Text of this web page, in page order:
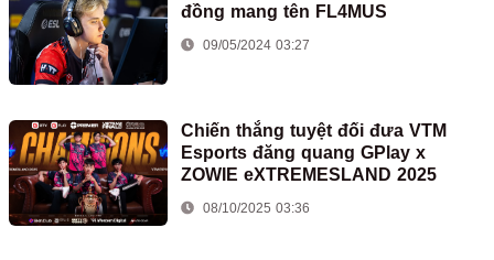
đồng mang tên FL4MUS
09/05/2024 03:27
Chiến thắng tuyệt đối đưa VTM
Esports đăng quang GPlay x
ZOWIE eXTREMESLAND 2025
08/10/2025 03:36